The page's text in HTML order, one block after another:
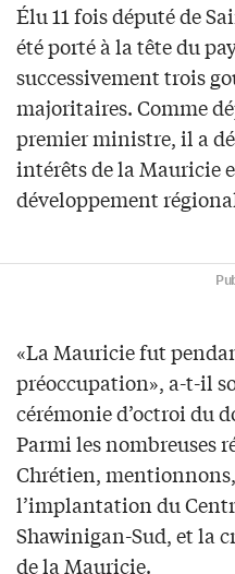
Élu 11 fois député de
été porté à la tête du
successivement trois
majoritaires. Comme
premier ministre, il a
intérêts de la Mauricie
développement
«La Mauricie fut
préoccupation», a-t-il
cérémonie d’octroi du
Parmi les nombreuses
Chrétien,
l’implantation du
Shawinigan-Sud, et la
de la Mauricie.